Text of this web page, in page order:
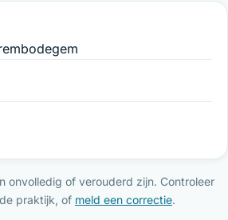
onvolledig of verouderd zijn. Controleer
praktijk, of meld een correctie.